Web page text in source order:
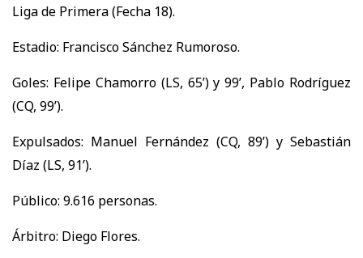
Liga de Primera (Fecha 18).
Estadio: Francisco Sánchez Rumoroso.
Goles: Felipe Chamorro (LS, 65’) y 99’, Pablo Rodríguez
(CQ, 99’).
Expulsados: Manuel Fernández (CQ, 89’) y Sebastián
Díaz (LS, 91’).
Público: 9.616 personas.
Árbitro: Diego Flores.